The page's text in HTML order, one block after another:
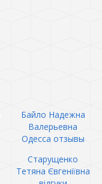
Байло Надежна
Валерьевна
Одесса отзывы
Старущенко
Тетяна Євгеніївна